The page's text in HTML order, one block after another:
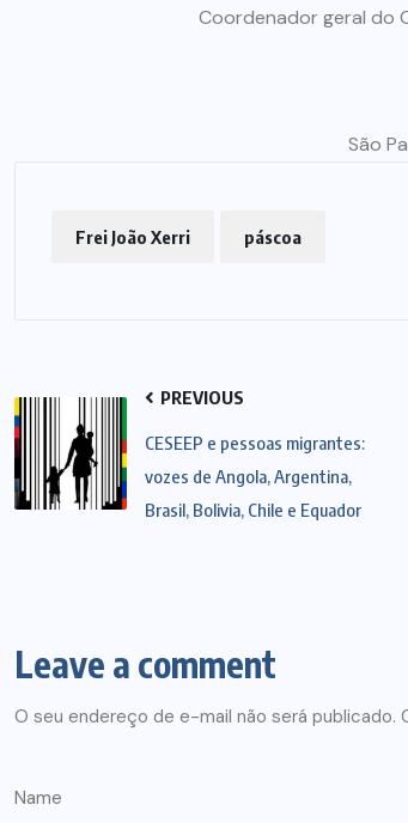
Coordenador geral do
São
Frei João Xerri páscoa
PREVIOUS
CESEEP e pessoas migrantes:
vozes de Angola, Argentina,
Brasil, Bolivia, Chile e Equador
Leave a comment
O seu endereço de e-mail não será publicado.
29 DE JULHO DE 2026